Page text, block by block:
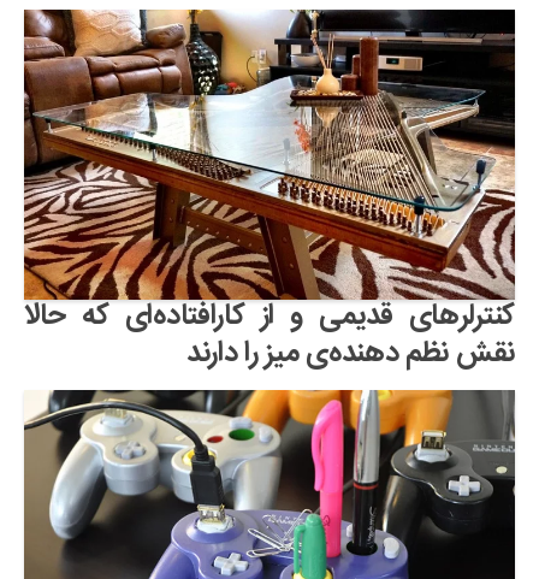
کنترلرهای قدیمی و از کارافتاده‌ای که حالا
نقش نظم دهنده‌ی میز را دارند